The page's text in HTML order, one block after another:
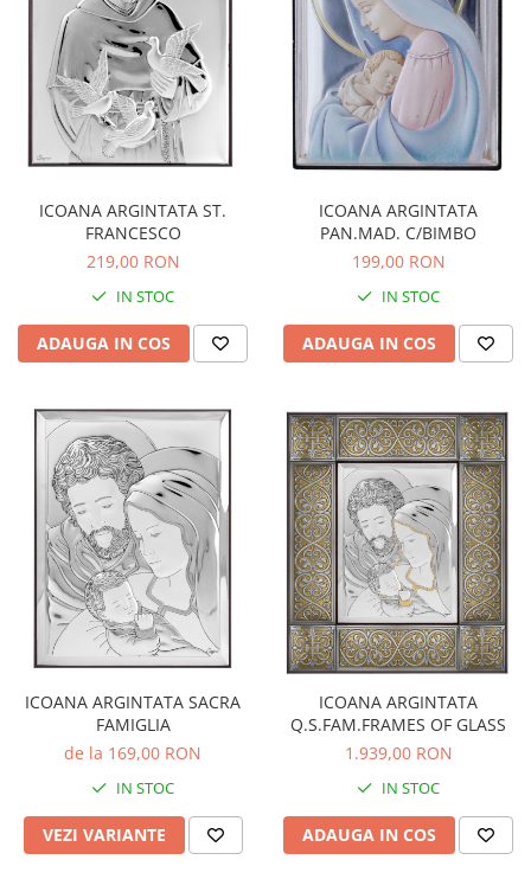
ICOANA ARGINTATA ST.
FRANCESCO
219,00 RON
IN STOC
ADAUGA IN COS
ICOANA ARGINTATA
PAN.MAD. C/BIMBO
199,00 RON
IN STOC
ADAUGA IN COS
ICOANA ARGINTATA SACRA
FAMIGLIA
de la 169,00 RON
IN STOC
VEZI VARIANTE
ICOANA ARGINTATA
Q.S.FAM.FRAMES OF GLASS
1.939,00 RON
IN STOC
ADAUGA IN COS